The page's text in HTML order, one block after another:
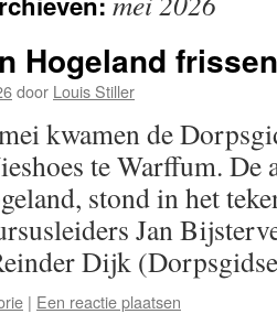
Hogeland
door Louis Stiller
kwamen de
te Warffum.
stond in het
Jan
Dijk
| Een reactie plaatsen